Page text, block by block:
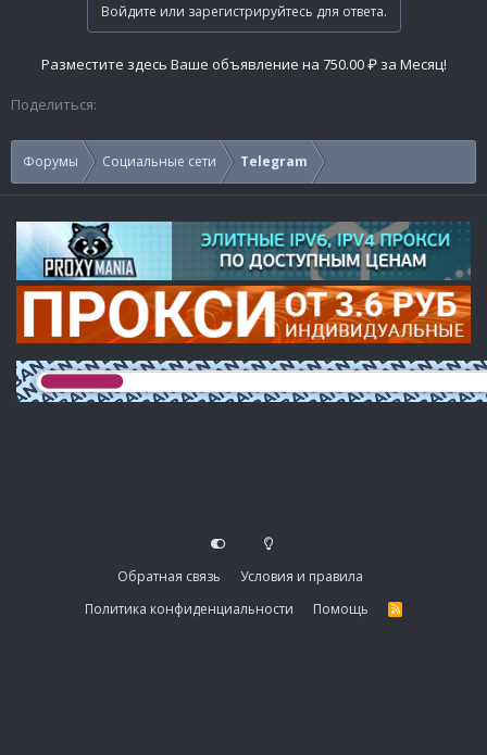
Войдите или зарегистрируйтесь для ответа.
Разместите здесь Ваше объявление на 750.00 ₽ за Месяц!
Поделиться:
Форумы Социальные сети Telegram
Обратная связь
Условия и правила
Политика конфиденциальности
Помощь
R